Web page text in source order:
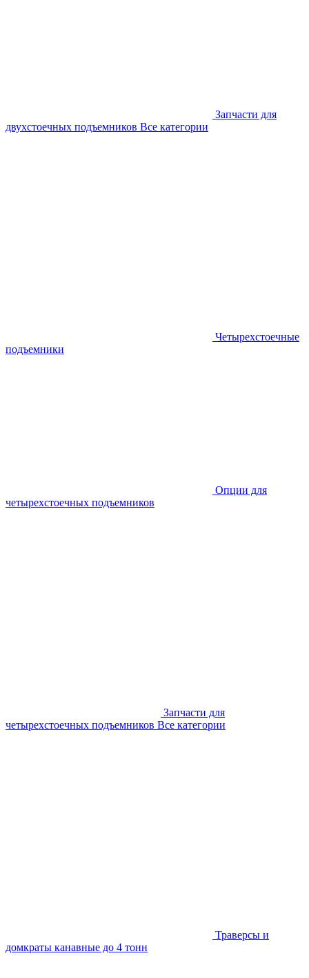
Запчасти для
двухстоечных подъемников Все категории
Четырехстоечные
подъемники
Опции для
четырехстоечных подъемников
Запчасти для
четырехстоечных подъемников Все категории
Траверсы и
домкраты канавные до 4 тонн